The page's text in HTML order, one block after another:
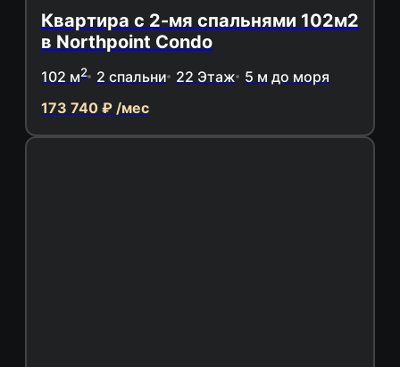
Квартира с 2-мя спальнями 102м2
в Northpoint Condo
102 м2 2 спальни 22 Этаж 5 м до моря
173 740 ₽ /мес